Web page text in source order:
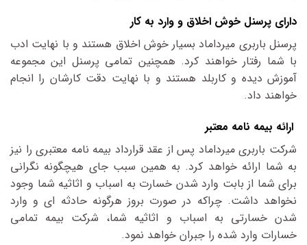
دارای پرسنل خوش اخلاق و وارد به کار
پرسنل باربری میرداماد بسیار خوش اخلاق هستند و با نهایت ادب
با شما رفتار خواهند کرد. همچنین تمامی پرسنل این مجموعه
آموزش دیده و کاربلد هستند و با نهایت دقت کارشان را انجام
خواهند داد.
ارائه بیمه نامه معتبر
شرکت باربری میرداماد پس از عقد قرارداد بیمه نامه معتبری را نیز
به شما ارائه خواهد کرد. به همین سبب جای هیچگونه نگرانی
برای شما از بابت وارد شدن خسارت به اسباب و اثاثیه شما وجود
نخواهد داشت. چراکه در صورت بروز هرگونه حادثه ای و وارد
شدن خسارتی به اسباب و اثاثیه شما، شرکت بیمه تمامی
خسارات وارد شده را جبران خواهد نمود.